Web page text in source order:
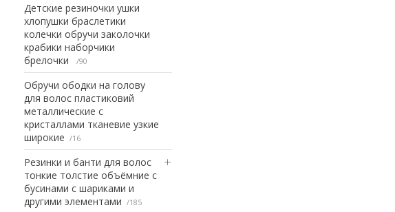
Детские резиночки ушки
хлопушки браслетики
колечки обручи заколочки
крабики наборчики
брелочки
90
Обручи ободки на голову
для волос пластиковий
металлические с
кристаллами тканевие узкие
широкие
16
Резинки и банти для волос
тонкие толстие объёмние с
бусинами с шариками и
другими элементами
185